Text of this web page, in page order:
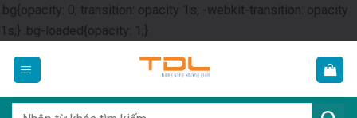
.bg{opacity: 0; transition: opacity 1s; -webkit-transition: opacity
1s;} .bg-loaded{opacity: 1;}Skip
content